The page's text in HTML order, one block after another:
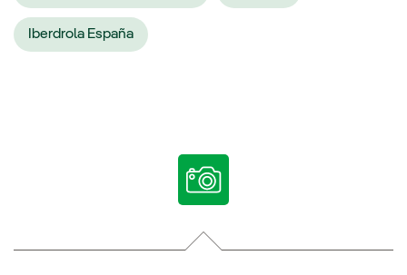
Iberdrola España